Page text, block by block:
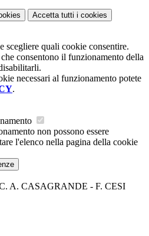
Accetta tutti i cookies
scegliere quali cookie consentire.
consentono il funzionamento della
necessari al funzionamento potete
.
non possono essere
l'elenco nella pagina della cookie
A. CASAGRANDE - F. CESI